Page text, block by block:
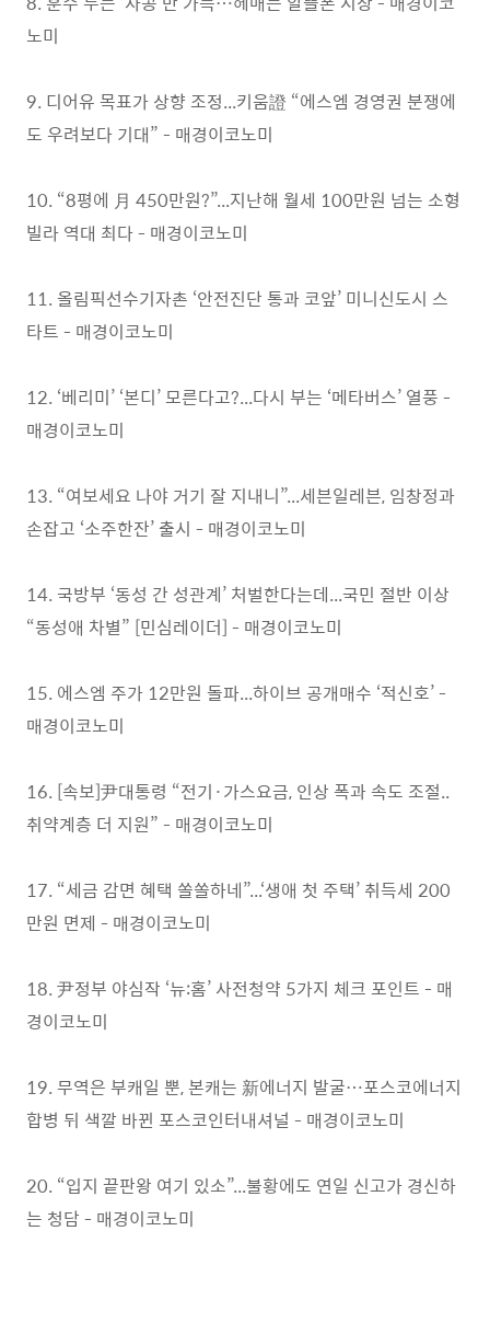
노미
9. 디어유 목표가 상향 조정...키움證 “에스엠 경영권 분쟁에
도 우려보다 기대” - 매경이코노미
10. “8평에 月 450만원?”...지난해 월세 100만원 넘는 소형
빌라 역대 최다 - 매경이코노미
11. 올림픽선수기자촌 ‘안전진단 통과 코앞’ 미니신도시 스
타트 - 매경이코노미
12. ‘베리미’ ‘본디’ 모른다고?...다시 부는 ‘메타버스’ 열풍 -
매경이코노미
13. “여보세요 나야 거기 잘 지내니”...세븐일레븐, 임창정과
손잡고 ‘소주한잔’ 출시 - 매경이코노미
14. 국방부 ‘동성 간 성관계’ 처벌한다는데...국민 절반 이상
“동성애 차별” [민심레이더] - 매경이코노미
15. 에스엠 주가 12만원 돌파...하이브 공개매수 ‘적신호’ -
매경이코노미
16. [속보]尹대통령 “전기·가스요금, 인상 폭과 속도 조절..
취약계층 더 지원” - 매경이코노미
17. “세금 감면 혜택 쏠쏠하네”...‘생애 첫 주택’ 취득세 200
만원 면제 - 매경이코노미
18. 尹정부 야심작 ‘뉴:홈’ 사전청약 5가지 체크 포인트 - 매
경이코노미
19. 무역은 부캐일 뿐, 본캐는 新에너지 발굴…포스코에너지
합병 뒤 색깔 바뀐 포스코인터내셔널 - 매경이코노미
20. “입지 끝판왕 여기 있소”...불황에도 연일 신고가 경신하
는 청담 - 매경이코노미